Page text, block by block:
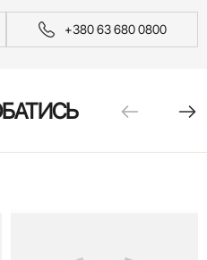
+380 63 680 0800